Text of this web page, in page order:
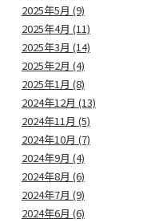
2025年5月 (9)
2025年4月 (11)
2025年3月 (14)
2025年2月 (4)
2025年1月 (8)
2024年12月 (13)
2024年11月 (5)
2024年10月 (7)
2024年9月 (4)
2024年8月 (6)
2024年7月 (9)
2024年6月 (6)